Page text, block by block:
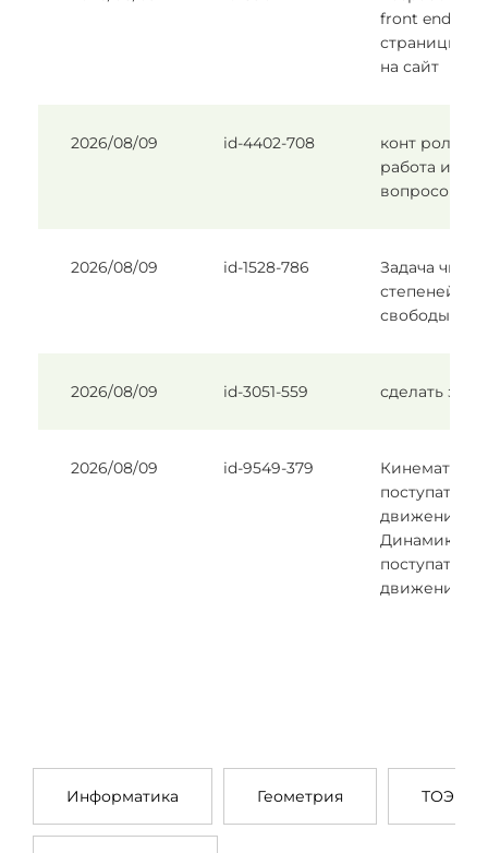
front end
страницы
на сайт
2026/08/09 id-4402-708
конт рольная
работа из 5
вопросов
2026/08/09 id-1528-786
Задача число
степеней
свободы
2026/08/09 id-3051-559 сделать
2026/08/09 id-9549-379
Кинематика
движения,
Динамика
движения
Информатика Геометрия ТОЭ